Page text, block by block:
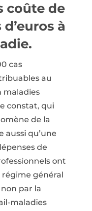
coûte de
d’euros à
cas
au
maladies
constat, qui
de la
aussi qu’une
de
ont
général
par la
maladies